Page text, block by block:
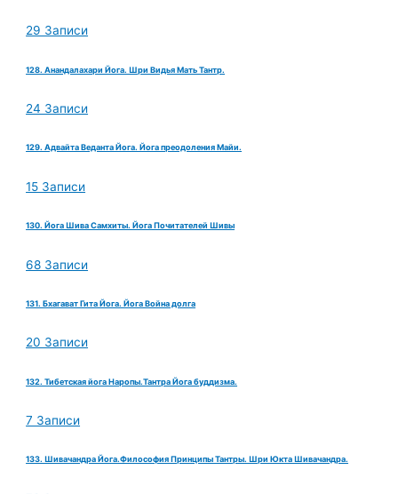
29 Записи
128. Анандалахари Йога. Шри Видья Мать Тантр.
24 Записи
129. Адвайта Веданта Йога. Йога преодоления Майи.
15 Записи
130. Йога Шива Самхиты. Йога Почитателей Шивы
68 Записи
131. Бхагават Гита Йога. Йога Война долга
20 Записи
132. Тибетская йога Наропы.Тантра Йога буддизма.
7 Записи
133. Шивачандра Йога.Философия Принципы Тантры. Шри Юкта Шивачандра.